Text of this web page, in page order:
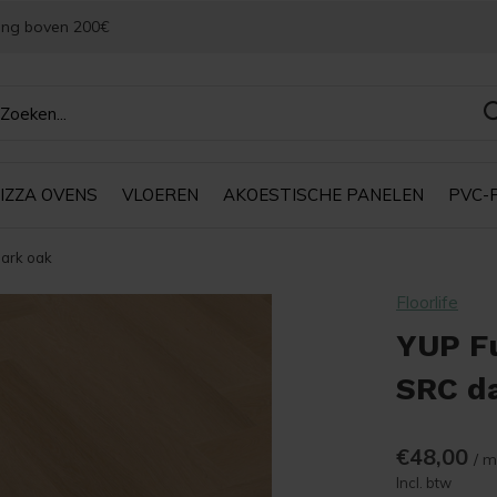
OVENS VLOEREN AKOESTISCHE PANELEN PVC-
boven 200€
oak
Floorlife
YUP
SRC
€48,00 / m
Incl. btw